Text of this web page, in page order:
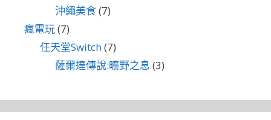
沖繩美食(7)
瘋電玩(7)
任天堂Switch(7)
薩爾達傳說:曠野之息 (3)